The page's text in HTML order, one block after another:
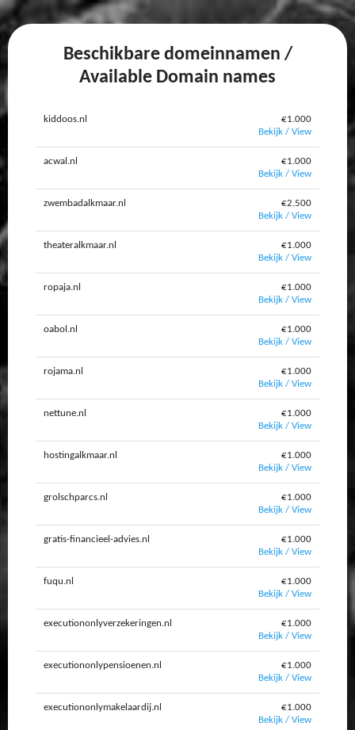
Beschikbare domeinnamen /
Available Domain names
kiddoos.nl
€1.000
Bekijk / View
acwal.nl
€1.000
Bekijk / View
zwembadalkmaar.nl
€2.500
Bekijk / View
theateralkmaar.nl
€1.000
Bekijk / View
ropaja.nl
€1.000
Bekijk / View
oabol.nl
€1.000
Bekijk / View
rojama.nl
€1.000
Bekijk / View
nettune.nl
€1.000
Bekijk / View
hostingalkmaar.nl
€1.000
Bekijk / View
grolschparcs.nl
€1.000
Bekijk / View
gratis-financieel-advies.nl
€1.000
Bekijk / View
fuqu.nl
€1.000
Bekijk / View
executiononlyverzekeringen.nl
€1.000
Bekijk / View
executiononlypensioenen.nl
€1.000
Bekijk / View
executiononlymakelaardij.nl
€1.000
Bekijk / View